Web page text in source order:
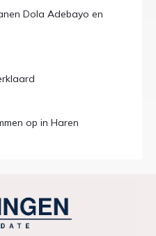
Dola Adebayo en
op in Haren